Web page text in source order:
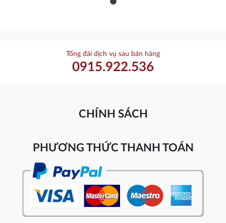
Tổng đài dịch vụ sau bán hàng
0915.922.536
CHÍNH SÁCH
PHƯƠNG THỨC THANH TOÁN